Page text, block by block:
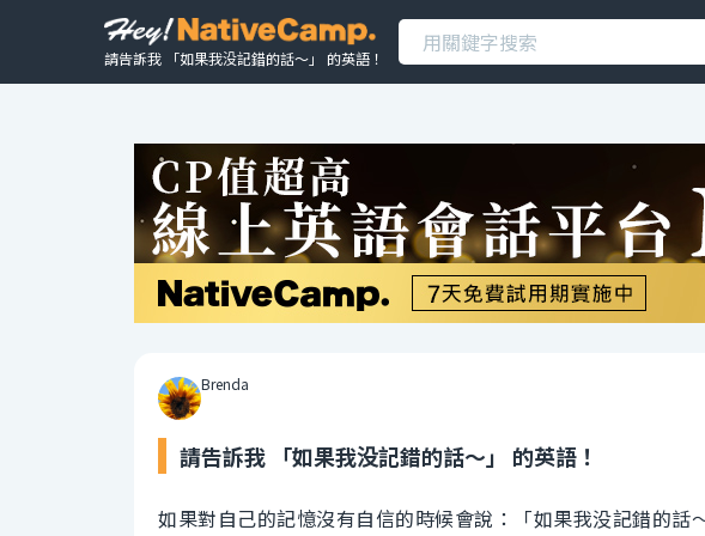
請告訴我 「如果我没記錯的話～」 的英語！
Brenda
請告訴我 「如果我没記錯的話～」 的英語！
如果對自己的記憶沒有自信的時候會說：「如果我没記錯的話